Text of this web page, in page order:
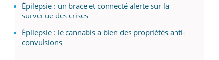
Épilepsie : un bracelet connecté alerte sur la
survenue des crises
Épilepsie : le cannabis a bien des propriétés anti-
convulsions